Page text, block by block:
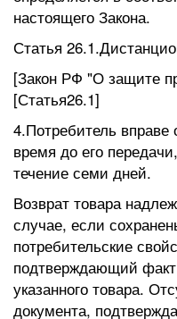
настоящего Закона.
Статья
[Закон РФ "О защите
[Статья26.1]
4.Потребитель вправе
время до его
течение семи дней.
Возврат товара
случае, если
потребительские
подтверждающий факт
указанного товара.
документа,